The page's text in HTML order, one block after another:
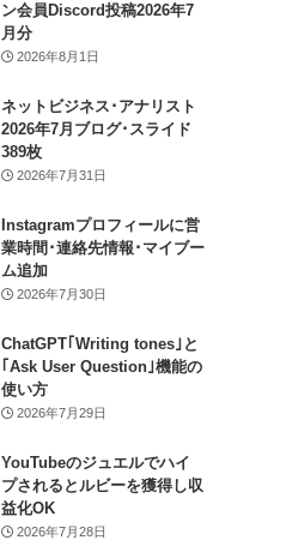
ン会員Discord投稿2026年7
月分
2026年8月1日
ネットビジネス･アナリスト
2026年7月ブログ･スライド
389枚
2026年7月31日
Instagramプロフィールに営
業時間･連絡先情報･マイブー
ム追加
2026年7月30日
ChatGPT｢Writing tones｣と
｢Ask User Question｣機能の
使い方
2026年7月29日
YouTubeのジュエルでハイ
プされるとルビーを獲得し収
益化OK
2026年7月28日